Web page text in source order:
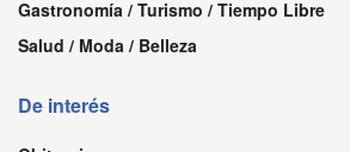
Gastronomía / Turismo / Tiempo Libre
Salud / Moda / Belleza
De interés